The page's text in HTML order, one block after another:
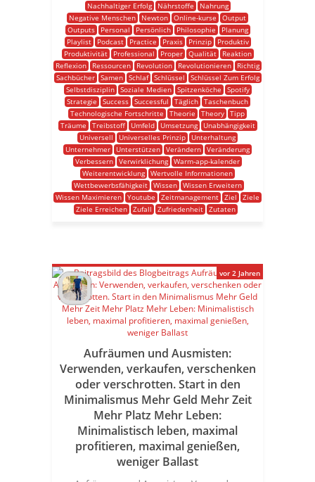
Nachhaltiger Erfolg
Nährstoffe
Nahrung
Negative Menschen
Newton Online-kurse
Output
Outputs
Personal Persönlich Philosophie
Planung
Playlist
Podcast Practice Praxis Prinzip
Produktiv
Produktivität
Professional Proper Qualität
Reaktion
Reflexion
Ressourcen Revolution Revolutionieren
Richtig
Sachbücher
Samen Schlaf Schlüssel
Schlüssel Zum Erfolg
Selbstdisziplin
Soziale Medien Spitzenköche
Spotify
Strategie
Success Successful Täglich Taschenbuch
Technologische Fortschritte
Theorie Theory Tipp
Träume
Treibstoff Umfeld Umsetzung
Unabhängigkeit
Universell
Universelles Prinzip
Unterhaltung
Unternehmer
Unterstützen Verändern Veränderung
Verbessern Verwirklichung Warm-app-kalender
Weiterentwicklung Wertvolle Informationen
Wettbewerbsfähigkeit
Wissen
Wissen Erweitern
Wissen Maximieren Youtube Zeitmanagement Ziel
Ziele
Ziele Erreichen Zufall Zufriedenheit Zutaten
Aufräumen und Ausmisten:
Verwenden, verkaufen, verschenken
oder verschrotten. Start in den
Minimalismus Mehr Geld Mehr Zeit
Mehr Platz Mehr Leben:
Minimalistisch leben, maximal
profitieren, maximal genießen,
weniger Ballast
vor 2 Jahren